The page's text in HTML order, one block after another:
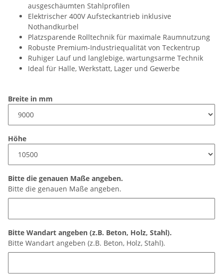
ausgeschäumten Stahlprofilen
Elektrischer 400V Aufsteckantrieb inklusive
Nothandkurbel
Platzsparende Rolltechnik für maximale Raumnutzung
Robuste Premium-Industriequalität von Teckentrup
Ruhiger Lauf und langlebige, wartungsarme Technik
Ideal für Halle, Werkstatt, Lager und Gewerbe
Breite in mm
Höhe
Bitte die genauen Maße angeben.
Bitte die genauen Maße angeben.
Bitte Wandart angeben (z.B. Beton, Holz, Stahl).
Bitte Wandart angeben (z.B. Beton, Holz, Stahl).